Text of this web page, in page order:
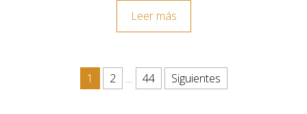
Leer más
Paginación de entradas
1 2 … 44 Siguientes